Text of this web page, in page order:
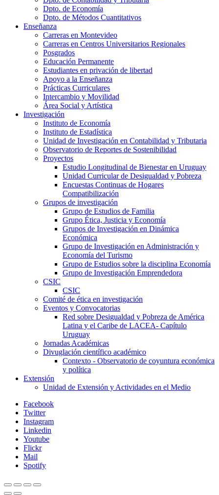
Dpto. de Economía
Dpto. de Métodos Cuantitativos
Enseñanza
Carreras en Montevideo
Carreras en Centros Universitarios Regionales
Posgrados
Educación Permanente
Estudiantes en privación de libertad
Apoyo a la Enseñanza
Prácticas Curriculares
Intercambio y Movilidad
Área Social y Artística
Investigación
Instituto de Economía
Instituto de Estadística
Unidad de Investigación en Contabilidad y Tributaria
Observatorio de Reportes de Sostenibilidad
Proyectos
Estudio Longitudinal de Bienestar en Uruguay
Unidad Curricular de Desigualdad y Pobreza
Encuestas Continuas de Hogares
Compatibilización
Grupos de investigación
Grupo de Estudios de Familia
Grupo Ética, Justicia y Economía
Grupos de Investigación en Dinámica
Económica
Grupo de Investigación en Administración y
Economía del Turismo
Grupo de Estudios sobre la disciplina Economía
Grupo de Investigación Emprendedora
CSIC
CSIC
Comité de ética en investigación
Eventos y Convocatorias
Red sobre Desigualdad y Pobreza de América
Latina y el Caribe de LACEA- Capítulo
Uruguay
Jornadas Académicas
Divuglación científico académico
Contexto - Observatorio de coyuntura económica
y política
Extensión
Unidad de Extensión y Actividades en el Medio
Facebook
Twitter
Instagram
Linkedin
Youtube
Flickr
Mail
Spotify